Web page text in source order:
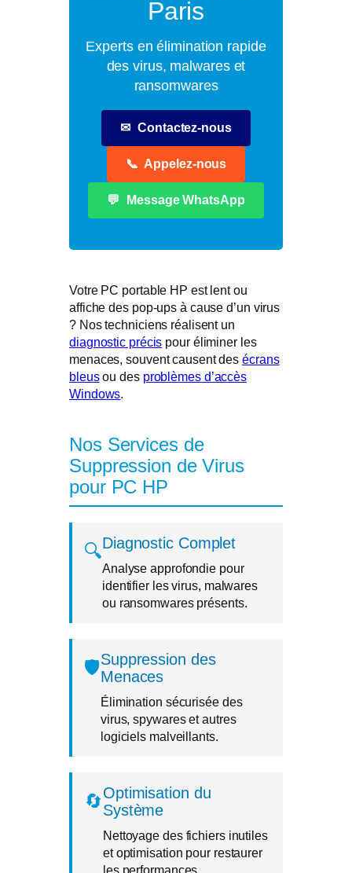
Paris
Experts en élimination rapide
des virus, malwares et
ransomwares
✉ Contactez-nous
📞 Appelez-nous
💬 Message WhatsApp
Votre PC portable HP est lent ou
affiche des pop-ups à cause d’un virus
? Nos techniciens réalisent un
diagnostic précis pour éliminer les
menaces, souvent causent desécrans
bleusou des problèmes d’accès
Windows.
Nos Services de
Suppression de Virus
pour PC HP
🔍Diagnostic Complet
Analyse approfondie pour
identifier les virus, malwares
ou ransomwares présents.
🛡️Suppression des
Menaces
Élimination sécurisée des
virus, spywares et autres
logiciels malveillants.
🔄Optimisation du
Système
Nettoyage des fichiers inutiles
et optimisation pour restaurer
les performances.